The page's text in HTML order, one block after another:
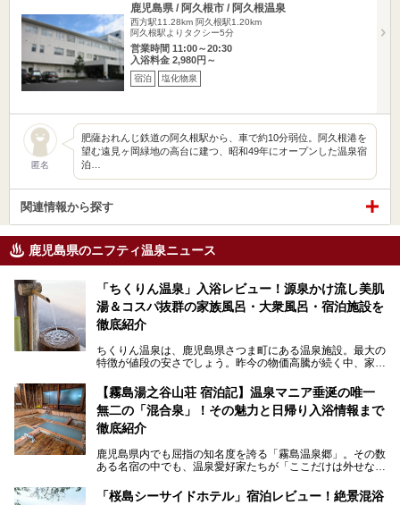
鹿児島県 / 阿久根市 / 阿久根温泉
西方駅11.28km 阿久根駅1.20km
阿久根駅よりタクシー5分
営業時間 11:00～20:30
入浴料金 2,980円～
宿泊 塩化物泉
匿名
肥薩おれんじ鉄道の阿久根駅から、車で約10分弱位。阿久根港を
望む遠見ヶ岡緑地の高台に建つ、昭和49年にオープンした温泉宿
泊…
関連情報から探す
鹿児島県のニフティ温泉ニュース
「ちくりん温泉」入浴レビュー！源泉かけ流し美肌
湯＆コスパ抜群の家族風呂・大衆風呂・宿泊施設を
徹底紹介
ちくりん温泉は、鹿児島県さつま町にある温泉施設。最大の
特徴が値段の安さでしょう。昨今の物価高騰が続く中、家族
4,000円～、と驚くべき価格を維持。
さらに、源泉100％かけ流しのツルツル美肌湯を堪能できる
点にも注目すべき。30年以上全国の温泉を巡った筆者の経
験上、穴場中の穴場と言っても決して過言ではありません。
今回は「ちくりん温泉」の家族風呂・大衆風呂・宿泊施設に
ついて、徹底レビューします！
【霧島湯之谷山荘 宿泊記】温泉マニア垂涎の唯一
無二の「混合泉」！その魅力と日帰り入浴情報まで
徹底紹介
鹿児島県内でも屈指の知名度を誇る「霧島温泉郷」。その数
ある名宿の中でも、温泉愛好家たちが「ここだけは外せな
山荘）」です。
「桜島シーサイドホテル」宿泊レビュー！絶景混浴